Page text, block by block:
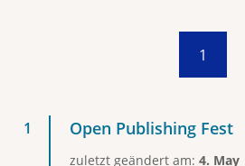
1
Open Publishing Fest
zuletzt geändert am: 4. May